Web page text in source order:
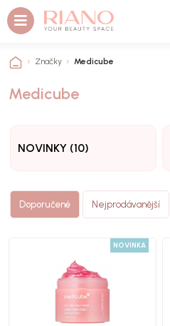
Značky Medicube
Medicube
NOVINKY (10)
Doporučené Nejprodávanější
NOVINKA